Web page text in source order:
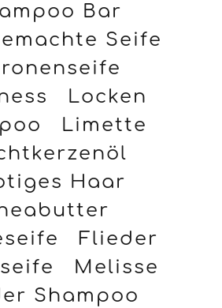
Bar
Seife
Locken
Limette
Haar
Flieder
Melisse
Shampoo